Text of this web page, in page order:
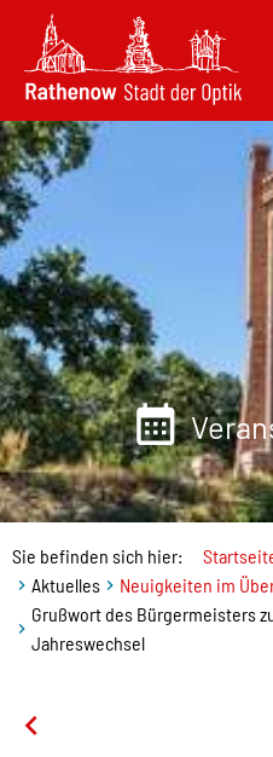
Sie befinden sich hier:
Aktuelles
Neuigkeiten im
Grußwort des Bürgermeisters
Jahreswechsel